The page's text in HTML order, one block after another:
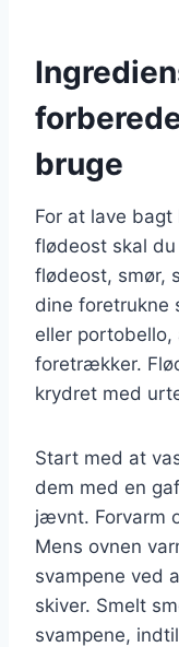
bruge
For at lave
flødeost skal
flødeost, smør,
dine foretrukne
eller
foretrækker.
krydret med
Start med at
dem med en
jævnt. Forvarm
Mens ovnen
svampene ved
skiver. Smelt
svampene,